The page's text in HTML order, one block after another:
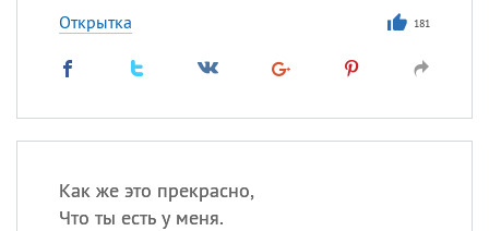
Открытка 181
Как же это прекрасно,
Что ты есть у меня.